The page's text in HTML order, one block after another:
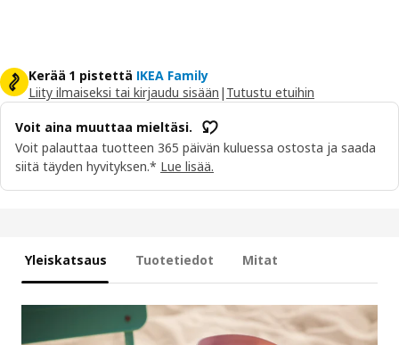
Kerää 1 pistettä IKEA Family
Liity ilmaiseksi tai kirjaudu sisään | Tutustu etuihin
Voit aina muuttaa mieltäsi.
Voit palauttaa tuotteen 365 päivän kuluessa ostosta ja saada
siitä täyden hyvityksen.* Lue lisää.
Yleiskatsaus Tuotetiedot Mitat